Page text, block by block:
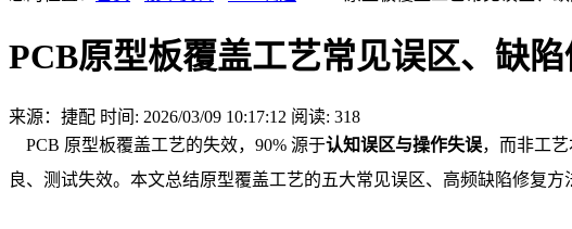
PCB原型板覆盖工艺常见误区、缺
来源：捷配 时间: 2026/03/09 10:17:12 阅读: 318
PCB 原型板覆盖工艺的失效，90% 源于认知误区与操作失误，而非工
良、测试失效。本文总结原型覆盖工艺的五大常见误区、高频缺陷修复